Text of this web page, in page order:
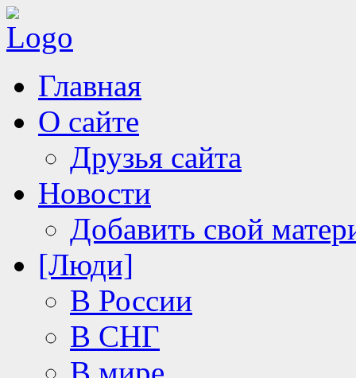
Главная
О сайте
Друзья сайта
Новости
Добавить свой
[Люди]
В России
В СНГ